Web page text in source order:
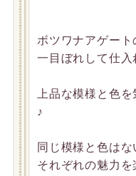
ボツワナアゲー
一目ぼれして仕入
上品な模様と色
♪
同じ模様と色はな
それぞれの魅力